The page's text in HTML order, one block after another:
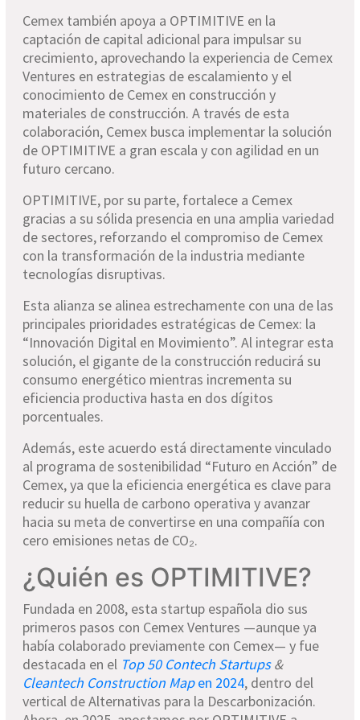
Cemex también apoya a OPTIMITIVE en la
captación de capital adicional para impulsar su
crecimiento, aprovechando la experiencia de Cemex
Ventures en estrategias de escalamiento y el
conocimiento de Cemex en construcción y
materiales de construcción. A través de esta
colaboración, Cemex busca implementar la solución
de OPTIMITIVE a gran escala y con agilidad en un
futuro cercano.
OPTIMITIVE, por su parte, fortalece a Cemex
gracias a su sólida presencia en una amplia variedad
de sectores, reforzando el compromiso de Cemex
con la transformación de la industria mediante
tecnologías disruptivas.
Esta alianza se alinea estrechamente con una de las
principales prioridades estratégicas de Cemex: la
“Innovación Digital en Movimiento”. Al integrar esta
solución, el gigante de la construcción reducirá su
consumo energético mientras incrementa su
eficiencia productiva hasta en dos dígitos
porcentuales.
Además, este acuerdo está directamente vinculado
al programa de sostenibilidad “Futuro en Acción” de
Cemex, ya que la eficiencia energética es clave para
reducir su huella de carbono operativa y avanzar
hacia su meta de convertirse en una compañía con
cero emisiones netas de CO₂.
¿Quién es OPTIMITIVE?
Fundada en 2008, esta startup española dio sus
primeros pasos con Cemex Ventures —aunque ya
había colaborado previamente con Cemex— y fue
destacada en el Top 50 Contech Startups&
Cleantech Construction Mapen 2024, dentro del
vertical de Alternativas para la Descarbonización.